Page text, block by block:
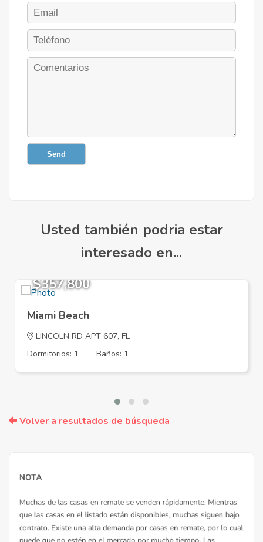
Send
Usted también podria estar
interesado en...
$357,800
Miami Beach
LINCOLN RD APT 607, FL
Dormitorios: 1
Baños: 1
Volver a resultados de búsqueda